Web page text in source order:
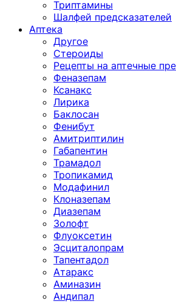
Триптамины
Шалфей предсказателей
Аптека
Другое
Стероиды
Рецепты на аптечные
Феназепам
Ксанакс
Лирика
Баклосан
Фенибут
Амитриптилин
Габапентин
Трамадол
Тропикамид
Модафинил
Клоназепам
Диазепам
Золофт
Флуоксетин
Эсциталопрам
Тапентадол
Атаракс
Аминазин
Андипал